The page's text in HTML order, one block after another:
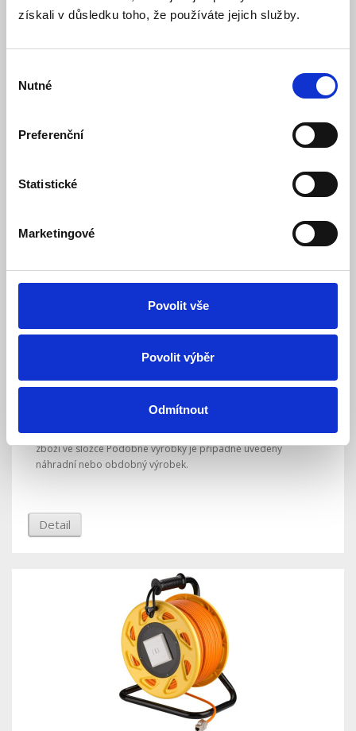
získali v důsledku toho, že používáte jejich služby.
souhlasu
Nutné
Preferenční
Statistické
Marketingové
Povolit vše
Povolit výběr
Odmítnout
500W 12V, čistá sinusovka, SPWM
náhradní nebo obdobný výrobek.
regulátor XTRA a měnič napětí IPower Plus
Produkt ukončen
Tento výrobek je ukončený a už se nedá objednat. Pod kartou
zboží ve složce Podobné výrobky je případně uvedený
náhradní nebo obdobný výrobek.
Detail